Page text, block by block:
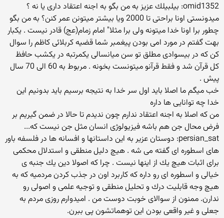
omid1352: بیلبیلك عزیز به من بگو به اجنه اعتقاد داری یا نه ؟
میدونستی اونا براحتی تا 2000 ویا بیشتر میتونن عمر كنن؟ به من بگو
چطور برا اونا خدا میتونه ولی برا مثلا" امام زمام(عج) قادر نیست . یكبار
بهت گفتم در مورد امی بودن پیغمبر شما قضیه كربلائی كاظم را سوال
كن كه در بیسوادی مطلق تو سن میانسالی یكمرتبه در یكشب حافظ
كل قرآن شد و فقط قرآنو میتونست بخونه . مربوط به 60 الی 70 سال
پیش .
خب میگم ما اصلا باید اول سر خدا به نتیجه برسیم باید بدونیم این
خدا چه توانایی ها داره
من که اصلا به اجنه اعتقاد ندارم چون ندیدم تا حالا در ضمن گیریم بر
فرض محال جن هم باشه فیزیولوژی انسان مثل جن نیست که...
persian_sat: دوستان عزیر به این داستانها و افسانه ها در فلسفه باور
های اسطوره ای گفته می شه . هیچ دلیل منطقی و استدلال محكمی
برای اثبات هیچ یك از اینها نیست . چرا كه اصولا دین یك جنبه ی
خیالی و اسطوره ای رو داره كه كاربرد اون در جذب كردن مردمیه كه به
هیچ وجه قابلیت درك و تحلیل منطقی و توجیه علمی و اصولی رو
ندارن. ممنون از سوالای خوبت دوست من . امیدوارم روزی مردم به
جعلی و غیر واقعی بودن این توهماتشون پی ببرن.